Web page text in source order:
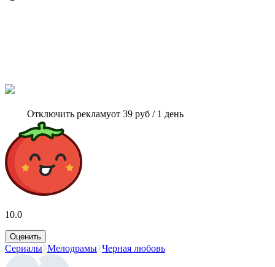
Отключить рекламуот 39 руб / 1 день
10.0
Оценить
Сериалы Мелодрамы Черная любовь